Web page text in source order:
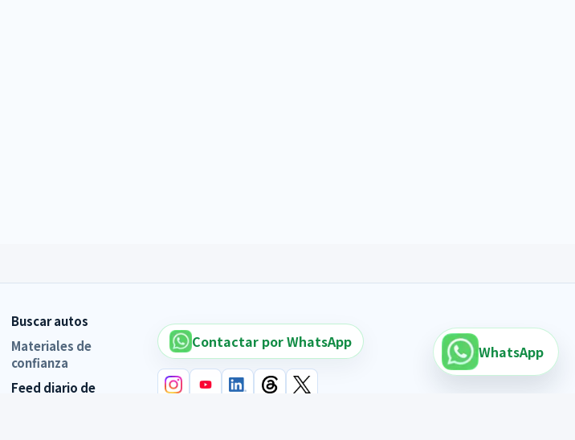
Buscar autos
Materiales de
confianza
Feed diario de
Contactar por WhatsApp
WhatsApp